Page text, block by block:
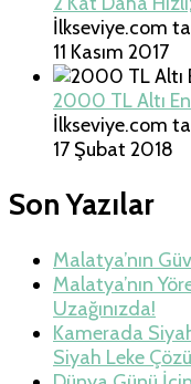
İlkseviye.com
11 Kasım 2017
2000 TL Altı
İlkseviye.com
17 Şubat 2018
Son Yazılar
Malatya’nın
Malatya’nın
Uzağınızda!
Kamerada
Siyah Leke